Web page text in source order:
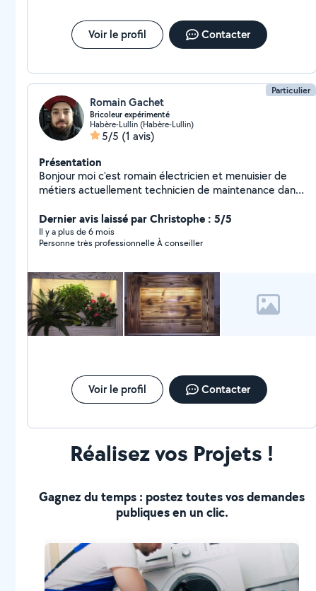
Voir le profil Contacter
Particulier
Romain Gachet
Bricoleur expérimenté
Habère-Lullin (Habère-Lullin)
5/5 (1 avis)
Présentation
Bonjour moi c'est romain électricien et menuisier de
métiers actuellement technicien de maintenance dans
rénovée par mets soins plus une petite maison rendu
habitable.
Dernier avis laissé par Christophe : 5/5
Il y a plus de 6 mois
Personne très professionnelle À conseiller
Voir le profil Contacter
Réalisez vos Projets !
Gagnez du temps : postez toutes vos demandes
publiques en un clic.